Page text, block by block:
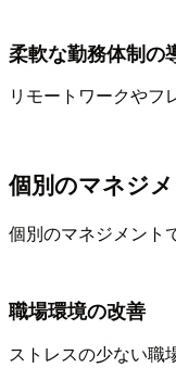
柔軟な勤務体制の
リモートワークやフ
個別のマネジ
個別のマネジメント
職場環境の改善
ストレスの少ない職